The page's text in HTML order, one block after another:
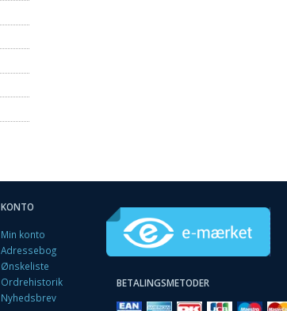
KONTO
Min konto
Adressebog
Ønskeliste
Ordrehistorik
Nyhedsbrev
BETALINGSMETODER